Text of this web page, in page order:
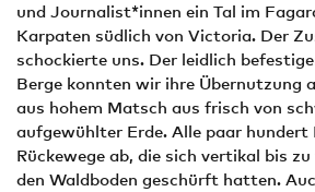
und Journalist*innen ein Tal im
Karpaten südlich von Victoria. Der
schockierte uns. Der leidlich
Berge konnten wir ihre Übernutzung
aus hohem Matsch aus frisch von
aufgewühlter Erde. Alle paar hundert
Rückewege ab, die sich vertikal bis
den Waldboden geschürft hatten.